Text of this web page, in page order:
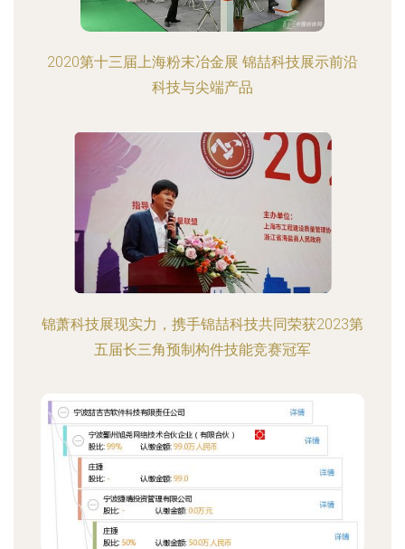
2020第十三届上海粉末冶金展 锦喆科技展示前沿
科技与尖端产品
锦萧科技展现实力，携手锦喆科技共同荣获2023第
五届长三角预制构件技能竞赛冠军